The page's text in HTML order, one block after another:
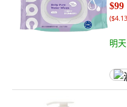
$99
(
明